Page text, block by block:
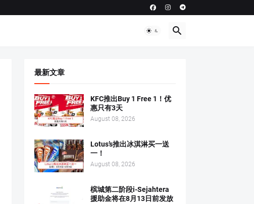
最新文章
KFC推出Buy 1 Free 1！优
惠只有3天
August 08, 2026
Lotus’s推出冰淇淋买一送
一！
August 08, 2026
槟城第二阶段i-Sejahtera
援助金将在8月13日前发放